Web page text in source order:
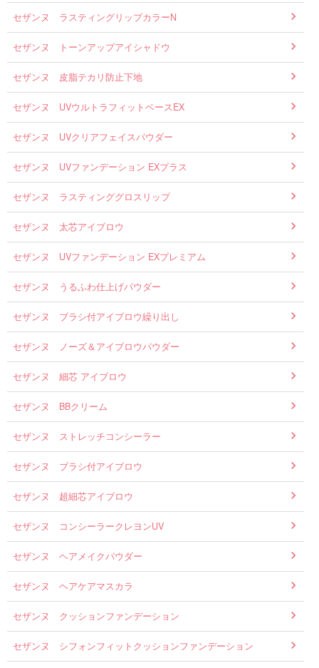
セザンヌ ラスティングリップカラーN
セザンヌ トーンアップアイシャドウ
セザンヌ 皮脂テカリ防止下地
セザンヌ UVウルトラフィットベースEX
セザンヌ UVクリアフェイスパウダー
セザンヌ UVファンデーション EXプラス
セザンヌ ラスティンググロスリップ
セザンヌ 太芯アイブロウ
セザンヌ UVファンデーション EXプレミアム
セザンヌ うるふわ仕上げパウダー
セザンヌ ブラシ付アイブロウ繰り出し
セザンヌ ノーズ＆アイブロウパウダー
セザンヌ 細芯 アイブロウ
セザンヌ BBクリーム
セザンヌ ストレッチコンシーラー
セザンヌ ブラシ付アイブロウ
セザンヌ 超細芯アイブロウ
セザンヌ コンシーラークレヨンUV
セザンヌ ヘアメイクパウダー
セザンヌ ヘアケアマスカラ
セザンヌ クッションファンデーション
セザンヌ シフォンフィットクッションファンデーション